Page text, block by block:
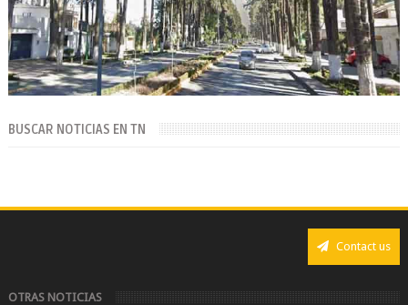
BUSCAR NOTICIAS EN TN
Contact us
OTRAS NOTICIAS